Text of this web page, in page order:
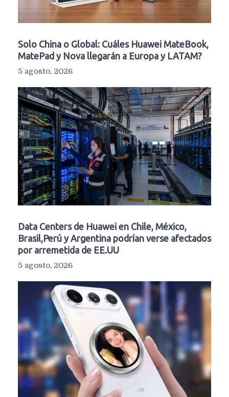
Solo China o Global: Cuáles Huawei MateBook,
MatePad y Nova llegarán a Europa y LATAM?
5 agosto, 2026
Data Centers de Huawei en Chile, México,
Brasil,Perú y Argentina podrían verse afectados
por arremetida de EE.UU
5 agosto, 2026